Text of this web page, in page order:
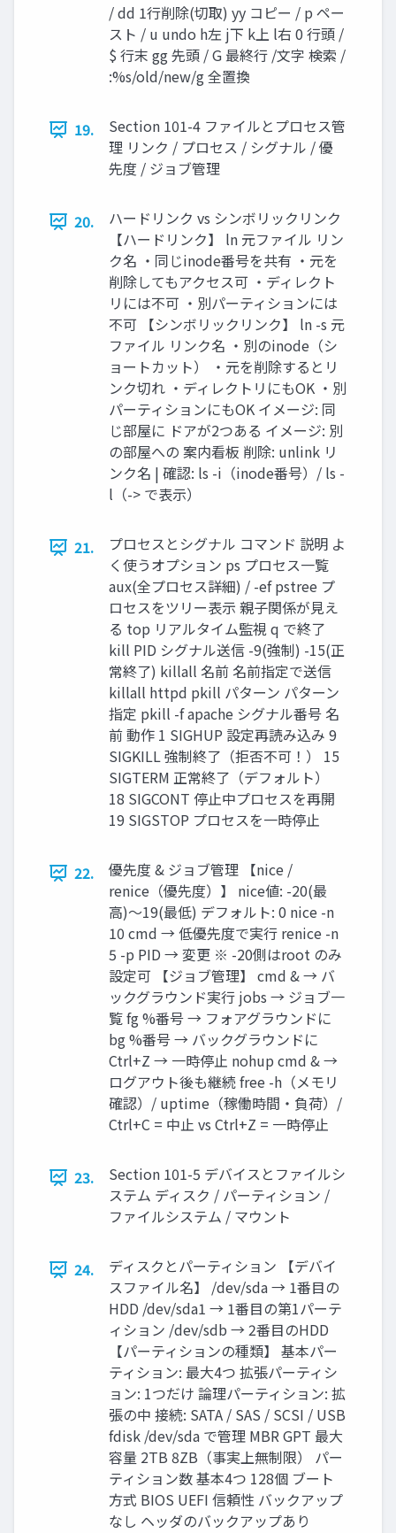
/ dd 1行削除(切取) yy コピー / p ペー
スト / u undo h左 j下 k上 l右 0 行頭 /
$ 行末 gg 先頭 / G 最終行 /文字 検索 /
:%s/old/new/g 全置換
19.
Section 101-4 ファイルとプロセス管
理 リンク / プロセス / シグナル / 優
先度 / ジョブ管理
20.
ハードリンク vs シンボリックリンク
【ハードリンク】 ln 元ファイル リン
ク名 ・同じinode番号を共有 ・元を
削除してもアクセス可 ・ディレクト
リには不可 ・別パーティションには
不可 【シンボリックリンク】 ln -s 元
ファイル リンク名 ・別のinode（シ
ョートカット） ・元を削除するとリ
ンク切れ ・ディレクトリにもOK ・別
パーティションにもOK イメージ: 同
じ部屋に ドアが2つある イメージ: 別
の部屋への 案内看板 削除: unlink リ
ンク名 | 確認: ls -i（inode番号）/ ls -
l（-> で表示）
21.
プロセスとシグナル コマンド 説明 よ
く使うオプション ps プロセス一覧
aux(全プロセス詳細) / -ef pstree プ
ロセスをツリー表示 親子関係が見え
る top リアルタイム監視 q で終了
kill PID シグナル送信 -9(強制) -15(正
常終了) killall 名前 名前指定で送信
killall httpd pkill パターン パターン
指定 pkill -f apache シグナル番号 名
前 動作 1 SIGHUP 設定再読み込み 9
SIGKILL 強制終了（拒否不可！） 15
SIGTERM 正常終了（デフォルト）
18 SIGCONT 停止中プロセスを再開
19 SIGSTOP プロセスを一時停止
22.
優先度 & ジョブ管理 【nice /
renice（優先度）】 nice値: -20(最
高)〜19(最低) デフォルト: 0 nice -n
10 cmd → 低優先度で実行 renice -n
5 -p PID → 変更 ※ -20側はroot のみ
設定可 【ジョブ管理】 cmd & → バ
ックグラウンド実行 jobs → ジョブ一
覧 fg %番号 → フォアグラウンドに
bg %番号 → バックグラウンドに
Ctrl+Z → 一時停止 nohup cmd & →
ログアウト後も継続 free -h（メモリ
確認）/ uptime（稼働時間・負荷）/
Ctrl+C = 中止 vs Ctrl+Z = 一時停止
23.
Section 101-5 デバイスとファイルシ
ステム ディスク / パーティション /
ファイルシステム / マウント
24.
ディスクとパーティション 【デバイ
スファイル名】 /dev/sda → 1番目の
HDD /dev/sda1 → 1番目の第1パーテ
ィション /dev/sdb → 2番目のHDD
【パーティションの種類】 基本パー
ティション: 最大4つ 拡張パーティシ
ョン: 1つだけ 論理パーティション: 拡
張の中 接続: SATA / SAS / SCSI / USB
fdisk /dev/sda で管理 MBR GPT 最大
容量 2TB 8ZB（事実上無制限） パー
ティション数 基本4つ 128個 ブート
方式 BIOS UEFI 信頼性 バックアップ
なし ヘッダのバックアップあり